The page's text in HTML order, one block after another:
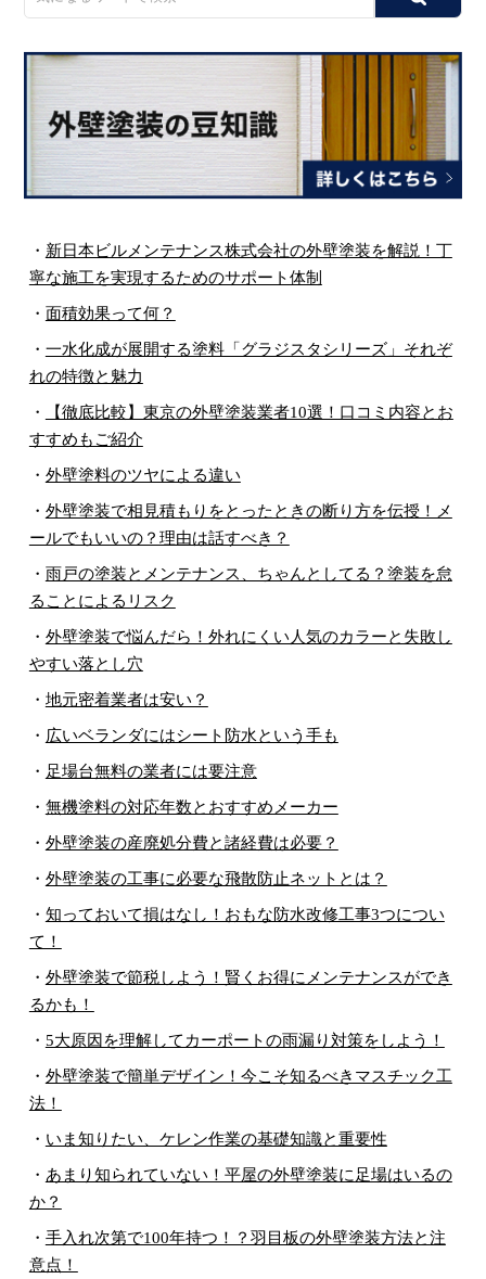
・ 新日本ビルメンテナンス株式会社の外壁塗装を解説！丁
寧な施工を実現するためのサポート体制
・ 面積効果って何？
・ 一水化成が展開する塗料「グラジスタシリーズ」それぞ
れの特徴と魅力
・
【徹底比較】東京の外壁塗装業者10選！口コミ内容とお
すすめもご紹介
・ 外壁塗料のツヤによる違い
・ 外壁塗装で相見積もりをとったときの断り方を伝授！メ
ールでもいいの？理由は話すべき？
・ 雨戸の塗装とメンテナンス、ちゃんとしてる？塗装を怠
ることによるリスク
・ 外壁塗装で悩んだら！外れにくい人気のカラーと失敗し
やすい落とし穴
・ 地元密着業者は安い？
・ 広いベランダにはシート防水という手も
・ 足場台無料の業者には要注意
・ 無機塗料の対応年数とおすすめメーカー
・ 外壁塗装の産廃処分費と諸経費は必要？
・ 外壁塗装の工事に必要な飛散防止ネットとは？
・ 知っておいて損はなし！おもな防水改修工事3つについ
て！
・ 外壁塗装で節税しよう！賢くお得にメンテナンスができ
るかも！
・ 5大原因を理解してカーポートの雨漏り対策をしよう！
・ 外壁塗装で簡単デザイン！今こそ知るべきマスチック工
法！
・ いま知りたい、ケレン作業の基礎知識と重要性
・ あまり知られていない！平屋の外壁塗装に足場はいるの
か？
・ 手入れ次第で100年持つ！？羽目板の外壁塗装方法と注
意点！